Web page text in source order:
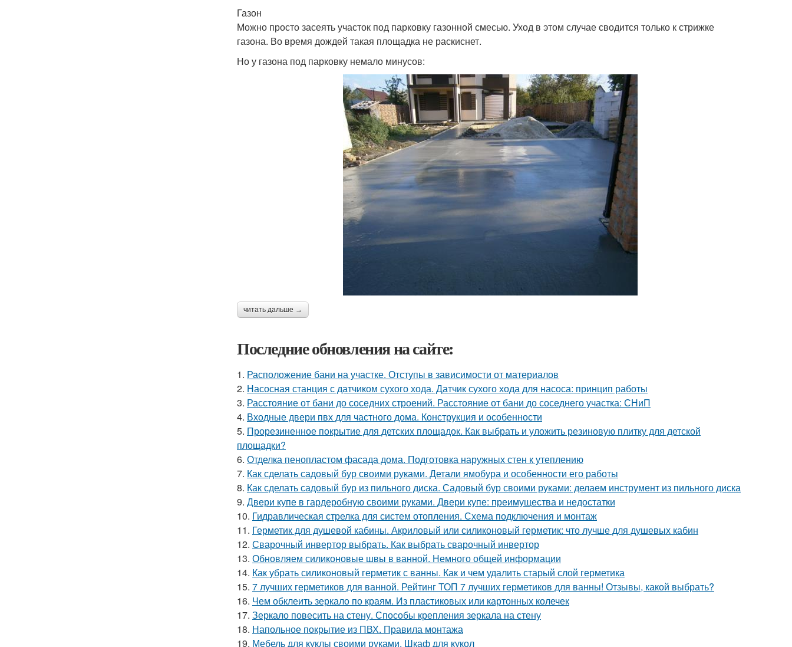
Газон
Можно просто засеять участок под парковку газонной смесью. Уход в этом случае сводится только к стрижке
газона. Во время дождей такая площадка не раскиснет.
Но у газона под парковку немало минусов:
читать дальше →
Последние обновления на сайте:
1. Расположение бани на участке. Отступы в зависимости от материалов
2. Насосная станция с датчиком сухого хода. Датчик сухого хода для насоса: принцип работы
3. Расстояние от бани до соседних строений. Расстояние от бани до соседнего участка: СНиП
4. Входные двери пвх для частного дома. Конструкция и особенности
5. Прорезиненное покрытие для детских площадок. Как выбрать и уложить резиновую плитку для детской
площадки?
6. Отделка пенопластом фасада дома. Подготовка наружных стен к утеплению
7. Как сделать садовый бур своими руками. Детали ямобура и особенности его работы
8. Как сделать садовый бур из пильного диска. Садовый бур своими руками: делаем инструмент из пильного диска
9. Двери купе в гардеробную своими руками. Двери купе: преимущества и недостатки
10. Гидравлическая стрелка для систем отопления. Схема подключения и монтаж
11. Герметик для душевой кабины. Акриловый или силиконовый герметик: что лучше для душевых кабин
12. Сварочный инвертор выбрать. Как выбрать сварочный инвертор
13. Обновляем силиконовые швы в ванной. Немного общей информации
14. Как убрать силиконовый герметик с ванны. Как и чем удалить старый слой герметика
15. 7 лучших герметиков для ванной. Рейтинг ТОП 7 лучших герметиков для ванны! Отзывы, какой выбрать?
16. Чем обклеить зеркало по краям. Из пластиковых или картонных колечек
17. Зеркало повесить на стену. Способы крепления зеркала на стену
18. Напольное покрытие из ПВХ. Правила монтажа
19. Мебель для куклы своими руками. Шкаф для кукол